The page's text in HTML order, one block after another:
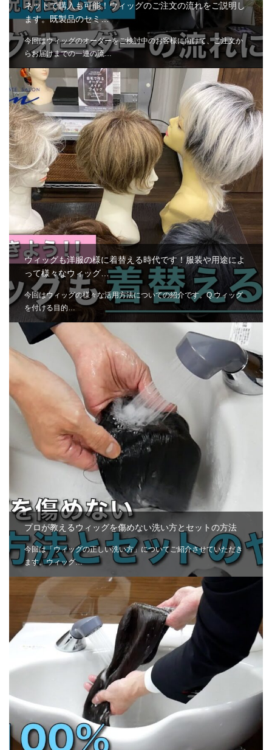
ネットで購入も可能！ウィッグのご注文の流れをご説明し
ます。既製品のセミ…
今回はウィッグのオーダーをご検討中のお客様に向けて、ご注文か
らお届けまでの一連の流…
ウィッグも洋服の様に着替える時代です！服装や用途によ
って様々なウィッグ…
今回はウィッグの様々な活用方法についての紹介です。Q.ウィッグ
を付ける目的…
プロが教えるウィッグを傷めない洗い方とセットの方法
今回は「ウィッグの正しい洗い方」についてご紹介させていただき
ます。ウィッグ…